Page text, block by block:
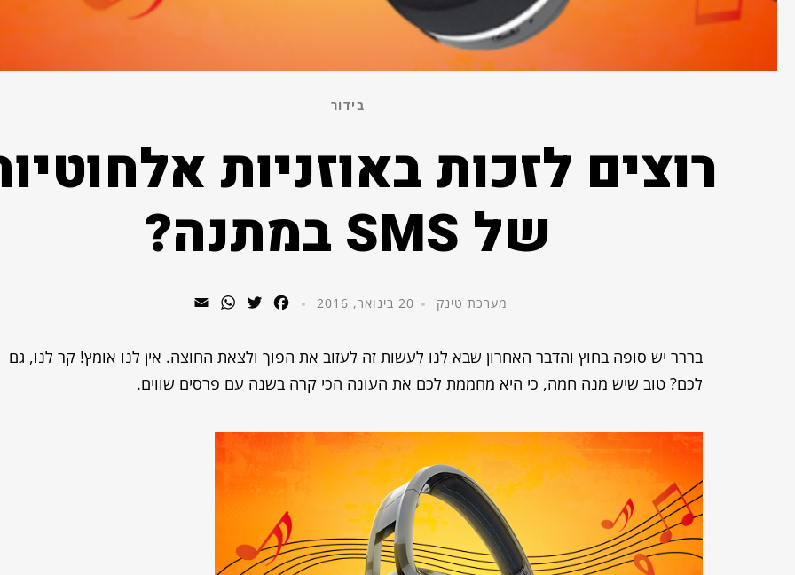
בידור
רוצים לזכות באוזניות
של SMS במתנה?
מערכת טינק 20 בינואר, 2016 Facebook
Twitter
WhatsApp
בררר יש סופה בחוץ והדבר האחרון שבא לנו לעשות זה לעזוב את הפוך ולצאת החוצה. אין לנו אומץ! קר לנו, גם
לכם? טוב שיש מנה חמה, כי היא מחממת לכם את העונה הכי קרה בשנה עם פרסים שווים.